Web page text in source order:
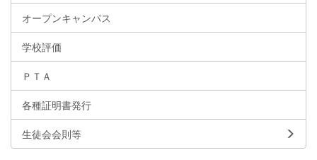
オープンキャンパス
学校評価
ＰＴＡ
各種証明書発行
生徒会会則等